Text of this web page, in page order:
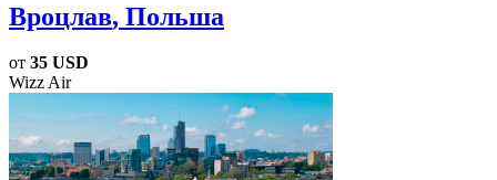
Вроцлав, Польша
от 35 USD
Wizz Air